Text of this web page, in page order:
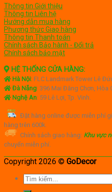
Thông tin Giới thiệu
Thông tin Liên hệ
Hướng dẫn mua hàng
Phương thức Giao hàng
Thông tin Thanh toán
Chính sách Bảo hành - Đổi trả
Chính sách bảo mật
HỆ THỐNG CỬA HÀNG:
Hà Nội: FLC Landmark Tower Lê
Đà Nẵng: 396 Mai Đăng Chơn, Hòa
Nghệ An: 59 Lê Lợi, Tp. Vinh.
Đặt hàng online được miễn phí
hàng trên 600k.
Chính sách giao hàng: Khu vực
chuyển miễn phí.
Copyright 2026 © GoDecor
Tìm